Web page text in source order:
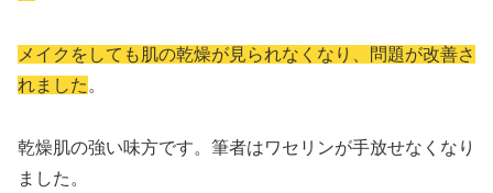
メイクをしても肌の乾燥が見られなくなり、問題が改善さ
れました 。
乾燥肌の強い味方です。筆者はワセリンが手放せなくなり
ました。